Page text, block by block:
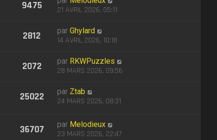
9475 21 AVRIL 2026, 05:11
2812 parGhylard
14 AVRIL 2026, 10:18
2072 par RKWPuzzles
28 MARS 2026, 09:56
25022 par Ztab
24 MARS 2026, 08:31
36707 par Melodieux
23 MARS 2026, 22:47